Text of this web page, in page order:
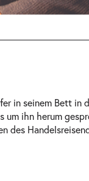
in seinem Bett in
um ihn herum
des